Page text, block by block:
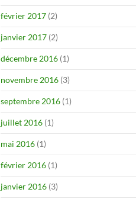
février 2017 (2)
janvier 2017 (2)
décembre 2016 (1)
novembre 2016 (3)
septembre 2016 (1)
juillet 2016 (1)
mai 2016 (1)
février 2016 (1)
janvier 2016 (3)